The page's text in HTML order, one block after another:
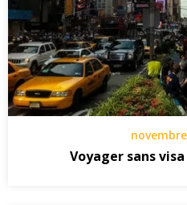
Voyager sans